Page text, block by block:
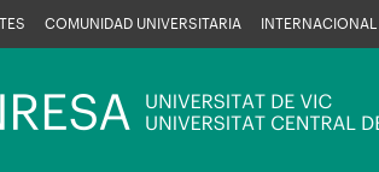
COMUNIDAD UNIVERSITARIA INTERNACIONAL